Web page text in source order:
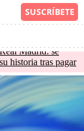
Madrid: se
historia tras pagar